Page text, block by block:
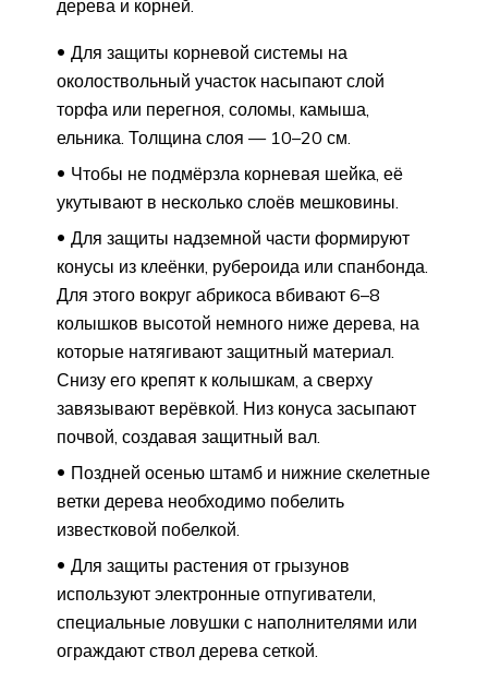
дерева и корней.
Для защиты корневой системы на
околоствольный участок насыпают слой
торфа или перегноя, соломы, камыша,
ельника. Толщина слоя — 10–20 см.
Чтобы не подмёрзла корневая шейка, её
укутывают в несколько слоёв мешковины.
Для защиты надземной части формируют
конусы из клеёнки, рубероида или спанбонда.
Для этого вокруг абрикоса вбивают 6–8
колышков высотой немного ниже дерева, на
которые натягивают защитный материал.
Снизу его крепят к колышкам, а сверху
завязывают верёвкой. Низ конуса засыпают
почвой, создавая защитный вал.
Поздней осенью штамб и нижние скелетные
ветки дерева необходимо побелить
известковой побелкой.
Для защиты растения от грызунов
используют электронные отпугиватели,
специальные ловушки с наполнителями или
ограждают ствол дерева сеткой.